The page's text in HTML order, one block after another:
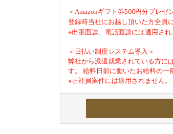
＜ Amazonギフト券500円分プレゼ
登録時当社にお越し頂いた方全員
※出張面談、電話面談には適用され
＜日払い制度システム導入＞
弊社から派遣就業されている方に
す。 給料日前に働いたお給料の一
※正社員案件には適用されません。